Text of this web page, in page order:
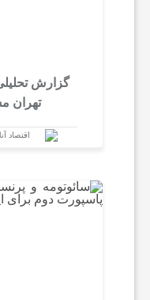
گزارش
تهران
اقتصاد